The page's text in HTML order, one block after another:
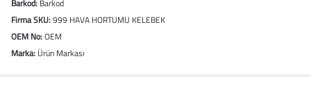
Barkod: Barkod
Firma SKU:999 HAVA HORTUMU KELEBEK
OEM No:OEM
Marka: Ürün Markası